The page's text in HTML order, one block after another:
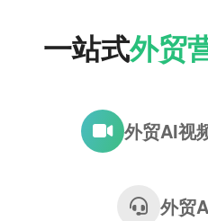
一站式外贸
外贸AI视
外贸